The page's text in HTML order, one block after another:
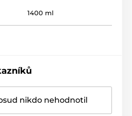
1400 ml
nikdo nehodnotil